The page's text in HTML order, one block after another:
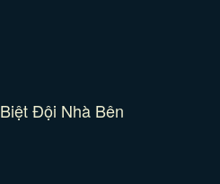
Biệt Đội Nhà Bên